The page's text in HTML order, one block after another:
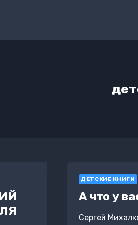
ДЕТСКИЕ КНИГИ
А что у
Сергей